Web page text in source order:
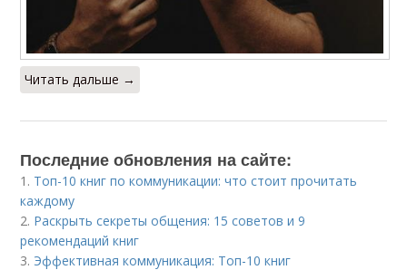
Читать дальше →
Последние обновления на сайте:
1. Топ-10 книг по коммуникации: что стоит прочитать
каждому
2. Раскрыть секреты общения: 15 советов и 9
рекомендаций книг
3. Эффективная коммуникация: Топ-10 книг